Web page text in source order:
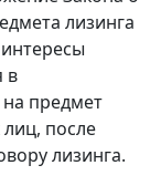
лизинга
в
предмет
после
лизинга.